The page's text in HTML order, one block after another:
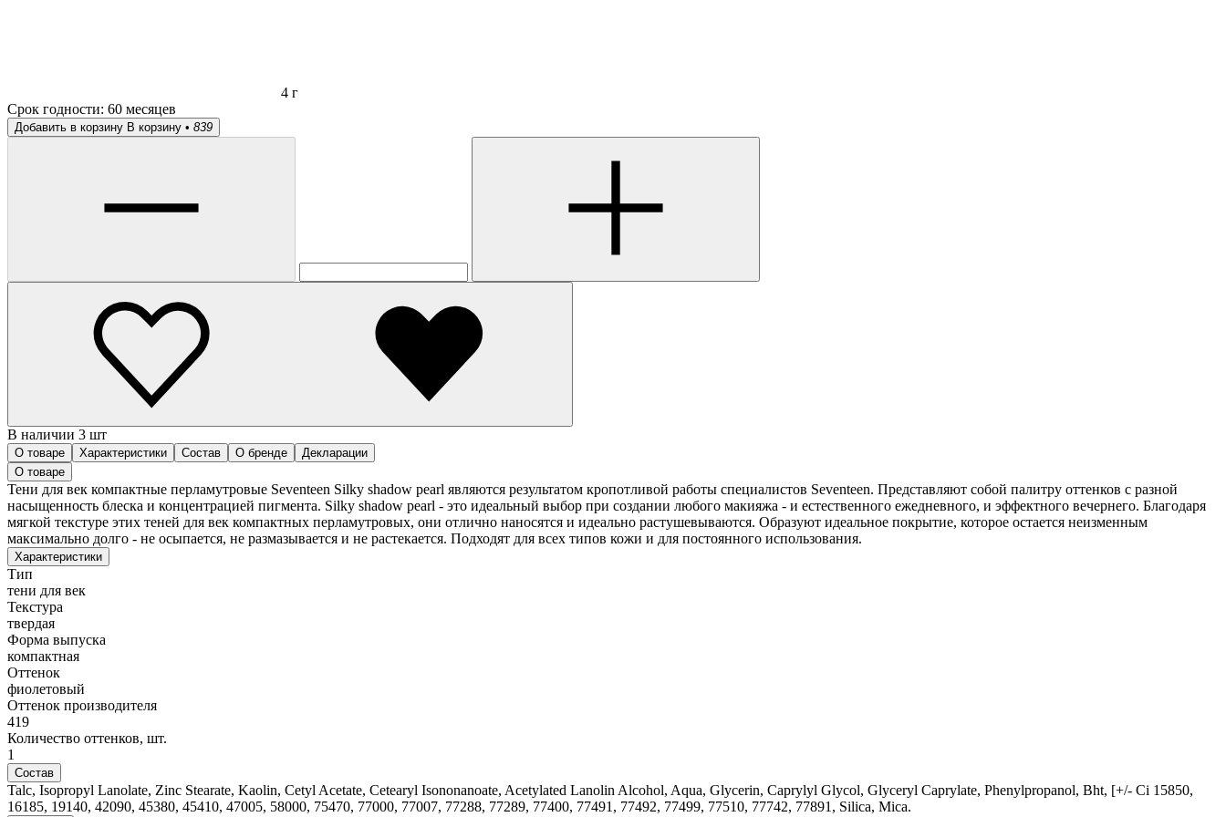
4 г
Срок годности: 60 месяцев
Добавить в корзину В корзину • 839
В наличии 3 шт
О товаре Характеристики Состав О бренде
Декларации
О товаре
Тени для век компактные перламутровые Seventeen Silky shadow pearl являются результатом кропотливой работы специалистов Seventeen. Представляют собой палитру оттенков с разной
насыщенность блеска и концентрацией пигмента. Silky shadow pearl - это идеальный выбор при создании любого макияжа - и естественного ежедневного, и эффектного вечернего. Благодаря
мягкой текстуре этих теней для век компактных перламутровых, они отлично наносятся и идеально растушевываются. Образуют идеальное покрытие, которое остается неизменным
максимально долго - не осыпается, не размазывается и не растекается. Подходят для всех типов кожи и для постоянного использования.
Характеристики
Тип
тени для век
Текстура
твердая
Форма выпуска
компактная
Оттенок
фиолетовый
Оттенок производителя
419
Количество оттенков, шт.
1
Состав
Talc, Isopropyl Lanolate, Zinc Stearate, Kaolin, Cetyl Acetate, Cetearyl Isononanoate, Acetylated Lanolin Alcohol, Aqua, Glycerin, Caprylyl Glycol, Glyceryl Caprylate, Phenylpropanol, Bht, [+/- Ci 15850,
16185, 19140, 42090, 45380, 45410, 47005, 58000, 75470, 77000, 77007, 77288, 77289, 77400, 77491, 77492, 77499, 77510, 77742, 77891, Silica, Mica.